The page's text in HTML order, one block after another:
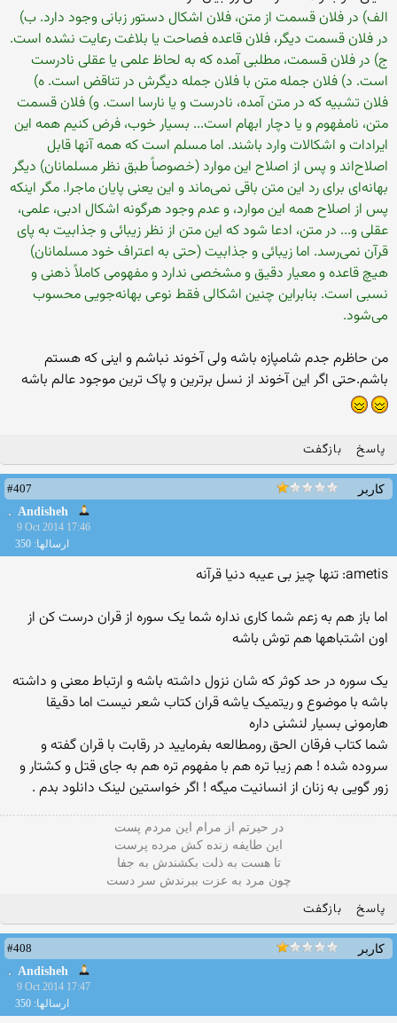
الف) در فلان قسمت از متن، فلان اشکال دستور زبانی وجود دارد. ب)
در فلان قسمت ديگر، فلان قاعده فصاحت يا بلاغت رعايت نشده است.
ج) در فلان قسمت، مطلبی آمده که به لحاظ علمی يا عقلی نادرست
است. د) فلان جمله متن با فلان جمله ديگرش در تناقض است. ه)
فلان تشبيه که در متن آمده، نادرست و يا نارسا است. و) فلان قسمت
متن، نامفهوم و يا دچار ابهام است... بسيار خوب، فرض کنيم همه اين
ايرادات و اشکالات وارد باشند. اما مسلم است که همه آنها قابل
اصلاح‌اند و پس از اصلاح اين موارد (خصوصاً طبق نظر مسلمانان) ديگر
بهانه‌ای برای رد اين متن باقی نمی‌ماند و اين يعنی پايان ماجرا. مگر اينکه
پس از اصلاح همه اين موارد، و عدم وجود هرگونه اشکال ادبی، علمی،
عقلی و... در متن، ادعا شود که اين متن از نظر زيبائی و جذابيت به پای
قرآن نمی‌رسد. اما زيبائی و جذابيت (حتی به اعتراف خود مسلمانان)
هيچ قاعده و معيار دقيق و مشخصی ندارد و مفهومی کاملاً ذهنی و
نسبی است. بنابراين چنين اشکالی فقط نوعی بهانه‌جويی محسوب
می‌شود.
من حاظرم جدم شامپازه باشه ولی آخوند نباشم و اینی که هستم
باشم.حتی اگر این آخوند از نسل برترین و پاک ترین موجود عالم باشه
پاسخ بازگفت
کاربر
#407
Andisheh
9 Oct 2014 17:46
ارسالها: 350
ametis: تنها چیز بی عیبه دنیا قرآنه
اما باز هم به زعم شما کاری نداره شما یک سوره از قران درست کن از
اون اشتباهها هم توش باشه
یک سوره در حد کوثر که شان نزول داشته باشه و ارتباط معنی و داشته
باشه با موضوع و ریتمیک یاشه قران کتاب شعر نیست اما دقیقا
هارمونی بسیار لنشنی داره
شما کتاب فرقان الحق رومطالعه بفرمایید در رقابت با قران گفته و
سروده شده ! هم زیبا تره هم با مفهوم تره هم به جای قتل و کشتار و
زور گویی به زنان از انسانیت میگه ! اگر خواستین لینک دانلود بدم .
در حیرتم از مرام این مردم پست
این طایفه زنده کش مرده پرست
تا هست به ذلت بکشندش به جفا
چون مرد به عزت ببرندش سر دست
پاسخ بازگفت
کاربر
#408
Andisheh
9 Oct 2014 17:47
ارسالها: 350